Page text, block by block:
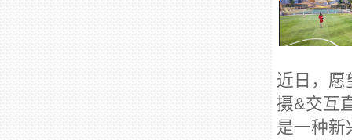
近日，愿
摄&交互
是一种新